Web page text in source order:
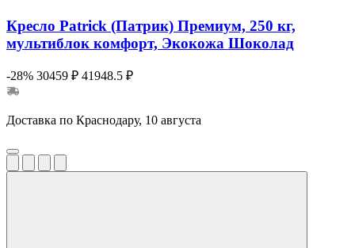
Кресло Patrick (Патрик) Премиум, 250 кг,
мультиблок комфорт, Экокожа Шоколад
-28% 30459 ₽ 41948.5 ₽
Доставка по Краснодару, 10 августа